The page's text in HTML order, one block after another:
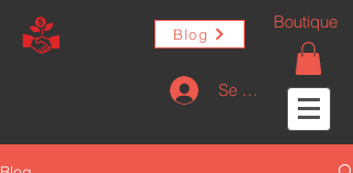
Blog
Se connecter
Boutique